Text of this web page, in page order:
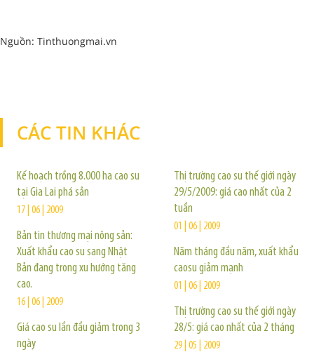
Nguồn: Tinthuongmai.vn
CÁC TIN KHÁC
Kế hoạch trồng 8.000 ha cao su
tại Gia Lai phá sản
17 | 06 | 2009
Bản tin thương mại nông sản:
Xuất khẩu cao su sang Nhật
Bản đang trong xu hướng tăng
cao.
16 | 06 | 2009
Giá cao su lần đầu giảm trong 3
ngày
Thị trường cao su thế giới ngày
29/5/2009: giá cao nhất của 2
tuần
01 | 06 | 2009
Năm tháng đầu năm, xuất khẩu
caosu giảm mạnh
01 | 06 | 2009
Thị trường cao su thế giới ngày
28/5: giá cao nhất của 2 tháng
29 | 05 | 2009